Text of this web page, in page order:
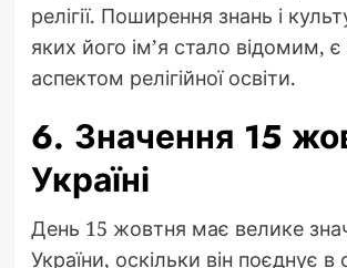
релігії. Поширення знань і
яких його ім’я стало відомим,
аспектом релігійної освіти.
6. Значення 15
Україні
День 15 жовтня має велике
України, оскільки він поєднує в